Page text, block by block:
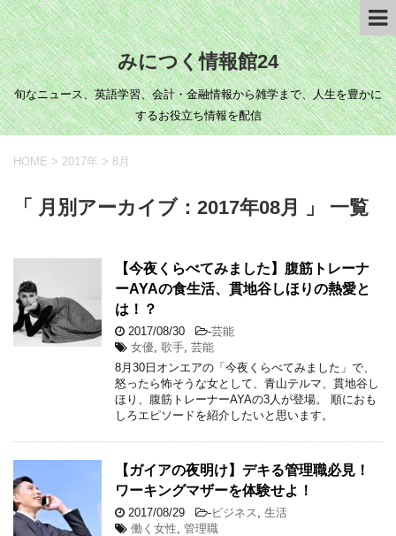
みにつく情報館24
旬なニュース、英語学習、会計・金融情報から雑学まで、人生を豊かに
するお役立ち情報を配信
HOME > 2017年 > 8月
「 月別アーカイブ：2017年08月 」 一覧
【今夜くらべてみました】腹筋トレーナ
ーAYAの食生活、貫地谷しほりの熱愛と
は！？
2017/08/30 -芸能
女優 歌手 芸能
8月30日オンエアの「今夜くらべてみました」で、
怒ったら怖そうな女として、青山テルマ、貫地谷し
ほり、腹筋トレーナーAYAの3人が登場。 順におも
しろエピソードを紹介したいと思います。
【ガイアの夜明け】デキる管理職必見！
ワーキングマザーを体験せよ！
2017/08/29 -ビジネス
生活
働く女性 管理職